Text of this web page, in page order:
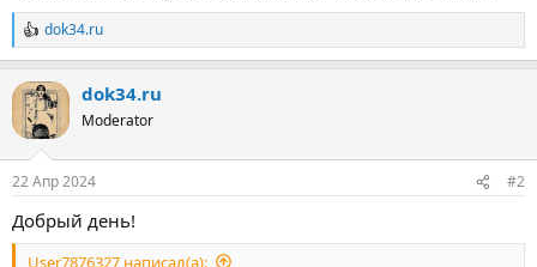
Р
е
к
ц
и
dok34.ru
dok34.ru
Moderator
22 Апр 2024 #2
Добрый день!
User7876327 написал(а):